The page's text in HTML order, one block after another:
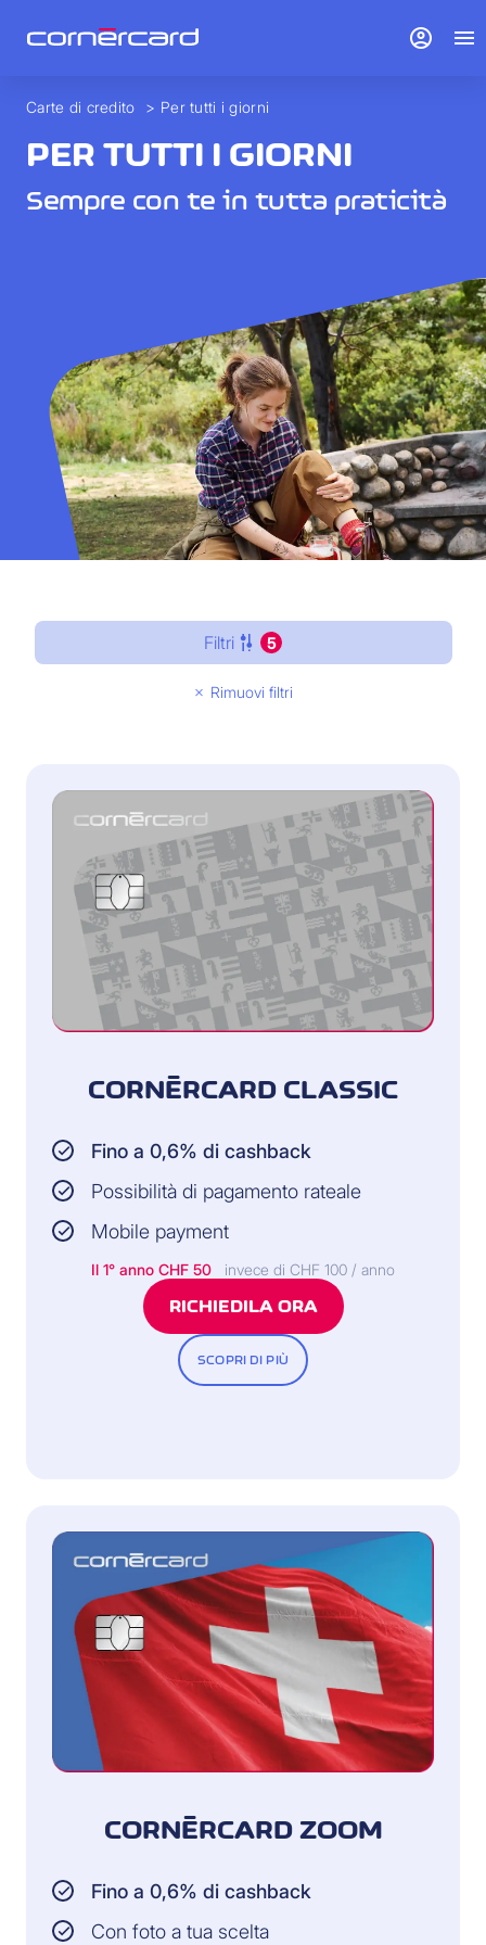
Carte di credito > Per tutti i giorni
PER TUTTI I GIORNI
Sempre con te in tutta praticità
Filtri 5
Rimuovi filtri
CORNÈRCARD CLASSIC
Fino a 0,6% di cashback
Possibilità di pagamento rateale
Mobile payment
Il 1° anno CHF 50 invece di CHF 100 / anno
RICHIEDILA ORA
SCOPRI DI PIÙ
CORNÈRCARD ZOOM
Fino a 0,6% di cashback
Con foto a tua scelta
account_circle menu